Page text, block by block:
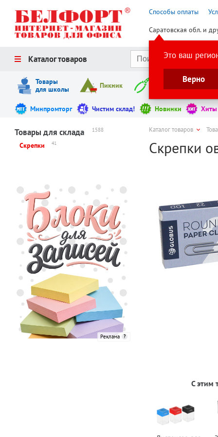
Способы оплаты
Саратовская обл. и
Это ваш
Верно
Каталог товаров
Товары
для школы
Пикник Инструменты
Минпромторг Чистим склад! Новинки Хиты
Товары для склада 1588
Скрепки 41
Реклама
Каталог товаров
Скрепки
С этим